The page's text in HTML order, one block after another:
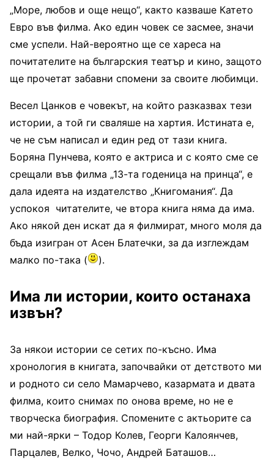
„Море, любов и още нещо“, както казваше Катето
Евро във филма. Ако един човек се засмее, значи
сме успели. Най-вероятно ще се хареса на
почитателите на българския театър и кино, защото
ще прочетат забавни спомени за своите любимци.
Весел Цанков е човекът, на който разказвах тези
истории, а той ги сваляше на хартия. Истината е,
че не съм написал и един ред от тази книга.
Боряна Пунчева, която е актриса и с която сме се
срещали във филма „13-та годеница на принца“, е
дала идеята на издателство „Книгомания“. Да
успокоя читателите, че втора книга няма да има.
Ако някой ден искат да я филмират, много моля да
бъда изигран от Асен Блатечки, за да изглеждам
малко по-така (
).
Има ли истории, които останаха
извън?
За някои истории се сетих по-късно. Има
хронология в книгата, започвайки от детството ми
и родното си село Мамарчево, казармата и двата
филма, които снимах по онова време, но не е
творческа биография. Спомените с актьорите са
ми най-ярки – Тодор Колев, Георги Калоянчев,
Парцалев, Велко, Чочо, Андрей Баташов…